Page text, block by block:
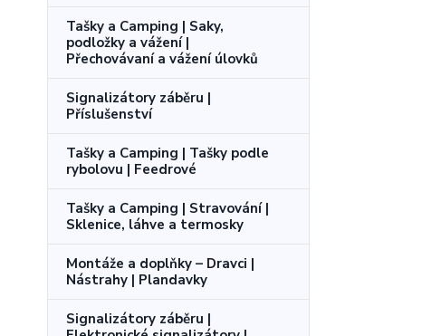
Tašky a Camping | Saky,
podložky a vážení |
Přechovávaní a vážení úlovků
Signalizátory záběru |
Příslušenství
Tašky a Camping | Tašky podle
rybolovu | Feedrové
Tašky a Camping | Stravování |
Sklenice, láhve a termosky
Montáže a doplňky – Dravci |
Nástrahy | Plandavky
Signalizátory záběru |